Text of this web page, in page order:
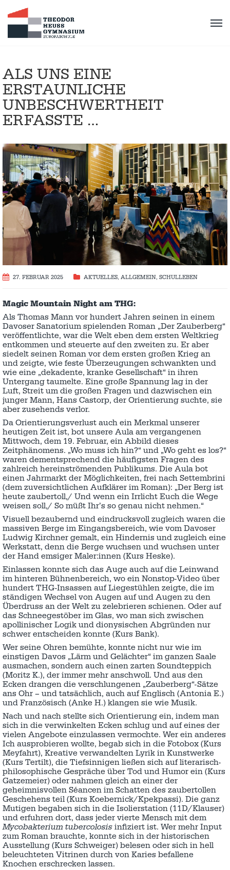
ALS UNS EINE
ERSTAUNLICHE
UNBESCHWERTHEIT
ERFASSTE …
27. FEBRUAR 2025 AKTUELLES, ALLGEMEIN, SCHULLEBEN
Magic Mountain Night am THG:
Als Thomas Mann vor hundert Jahren seinen in einem
Davoser Sanatorium spielenden Roman „Der Zauberberg“
veröffentlichte, war die Welt eben dem ersten Weltkrieg
entkommen und steuerte auf den zweiten zu. Er aber
siedelt seinen Roman vor dem ersten großen Krieg an
und zeigte, wie feste Überzeugungen schwankten und
wie eine „dekadente, kranke Gesellschaft“ in ihren
Untergang taumelte. Eine große Spannung lag in der
Luft, Streit um die großen Fragen und dazwischen ein
junger Mann, Hans Castorp, der Orientierung suchte, sie
aber zusehends verlor.
Da Orientierungsverlust auch ein Merkmal unserer
heutigen Zeit ist, bot unsere Aula am vergangenen
Mittwoch, dem 19. Februar, ein Abbild dieses
Zeitphänomens. „Wo muss ich hin?“ und „Wo geht es los?“
waren dementsprechend die häufigsten Fragen des
zahlreich hereinströmenden Publikums. Die Aula bot
einen Jahrmarkt der Möglichkeiten, frei nach Settembrini
(dem zuversichtlichen Aufklärer im Roman): „Der Berg ist
heute zaubertoll,/ Und wenn ein Irrlicht Euch die Wege
weisen soll,/ So müßt Ihr’s so genau nicht nehmen.“
Visuell bezaubernd und eindrucksvoll zugleich waren die
massiven Berge im Eingangsbereich, wie vom Davoser
Ludwig Kirchner gemalt, ein Hindernis und zugleich eine
Werkstatt, denn die Berge wuchsen und wuchsen unter
der Hand emsiger Maler:innen (Kurs Heske).
Einlassen konnte sich das Auge auch auf die Leinwand
im hinteren Bühnenbereich, wo ein Nonstop-Video über
hundert THG-Insassen auf Liegestühlen zeigte, die im
ständigen Wechsel von Augen auf und Augen zu den
Überdruss an der Welt zu zelebrieren schienen. Oder auf
das Schneegestöber im Glas, wo man sich zwischen
apollinischer Logik und dionysischen Abgründen nur
schwer entscheiden konnte (Kurs Bank).
Wer seine Ohren bemühte, konnte nicht nur wie im
einstigen Davos „Lärm und Gelächter“ im ganzen Saale
ausmachen, sondern auch einen zarten Soundteppich
(Moritz K.), der immer mehr anschwoll. Und aus den
Ecken drangen die verschlungenen „Zauberberg“-Sätze
ans Ohr – und tatsächlich, auch auf Englisch (Antonia E.)
und Französisch (Anke H.) klangen sie wie Musik.
Nach und nach stellte sich Orientierung ein, indem man
sich in die verwinkelten Ecken schlug und auf eines der
vielen Angebote einzulassen vermochte. Wer ein anderes
Ich ausprobieren wollte, begab sich in die Fotobox (Kurs
Meyfahrt), Kreative verwandelten Lyrik in Kunstwerke
(Kurs Tertilt), die Tiefsinnigen ließen sich auf literarisch-
philosophische Gespräche über Tod und Humor ein (Kurs
Gatzemeier) oder nahmen gleich an einer der
geheimnisvollen Séancen im Schatten des zaubertollen
Geschehens teil (Kurs Koebernick/Kpekpassi). Die ganz
Mutigen begaben sich in die Isolierstation (11D/Klauser)
und erfuhren dort, dass jeder vierte Mensch mit dem
Mycobakterium tubercolosis infiziert ist. Wer mehr Input
zum Roman brauchte, konnte sich in der historischen
Ausstellung (Kurs Schweiger) belesen oder sich in hell
beleuchteten Vitrinen durch von Karies befallene
Knochen erschrecken lassen.